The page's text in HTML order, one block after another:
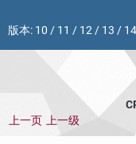
版本: 10 / 11 / 12/ 13 / 14
上一页 上一级